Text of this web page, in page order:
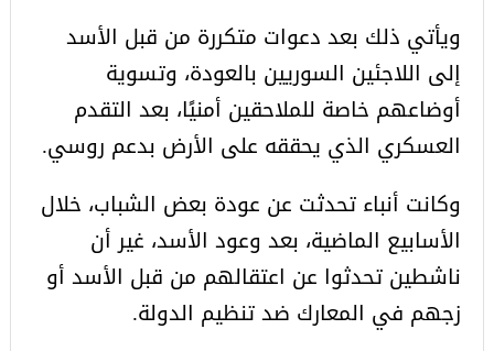
ويأتي ذلك بعد دعوات متكررة من قبل الأسد
إلى اللاجئين السوريين بالعودة، وتسوية
أوضاعهم خاصة للملاحقين أمنيًا، بعد التقدم
العسكري الذي يحققه على الأرض بدعم روسي.
وكانت أنباء تحدثت عن عودة بعض الشباب، خلال
الأسابيع الماضية، بعد وعود الأسد، غير أن
ناشطين تحدثوا عن اعتقالهم من قبل الأسد أو
زجهم في المعارك ضد تنظيم الدولة.